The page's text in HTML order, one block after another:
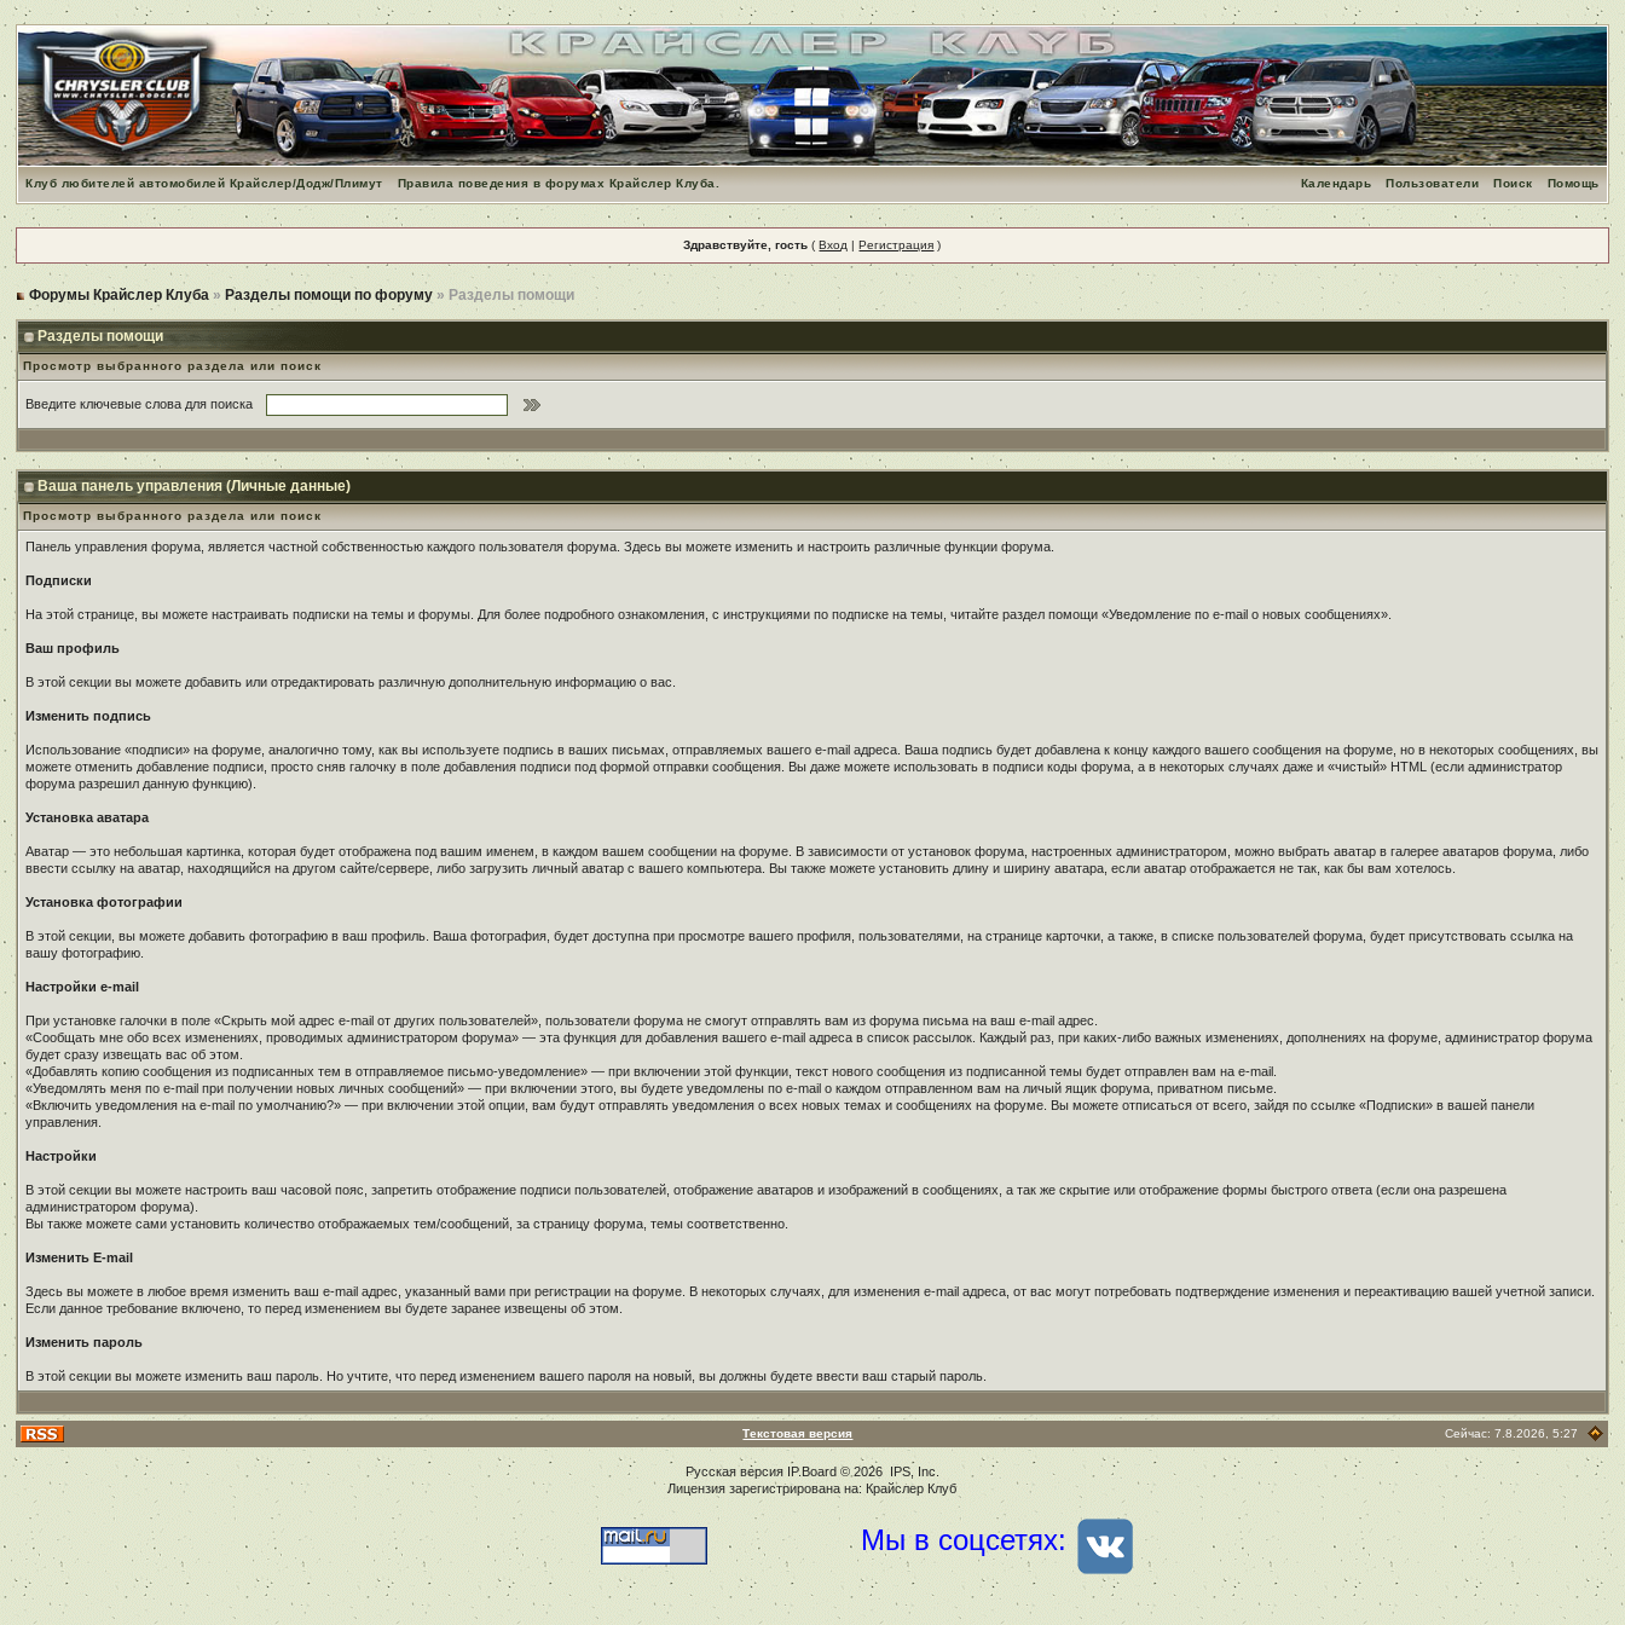
Клуб любителей автомобилей Крайслер/Додж/Плимут Правила поведения в форумах Крайслер Клуба. Помощь
Поиск
Пользователи
Календарь
Здравствуйте, гость (Вход |Регистрация )
Форумы Крайслер Клуба »Разделы помощи по форуму » Разделы помощи
Разделы помощи
Просмотр выбранного раздела или поиск
Введите ключевые слова для поиска
Ваша панель управления (Личные данные)
Просмотр выбранного раздела или поиск
Панель управления форума, является частной собственностью каждого пользователя форума. Здесь вы можете изменить и настроить различные функции форума.
Подписки
На этой странице, вы можете настраивать подписки на темы и форумы. Для более подробного ознакомления, с инструкциями по подписке на темы, читайте раздел помощи «Уведомление по e-mail о новых сообщениях».
Ваш профиль
В этой секции вы можете добавить или отредактировать различную дополнительную информацию о вас.
Изменить подпись
Использование «подписи» на форуме, аналогично тому, как вы используете подпись в ваших письмах, отправляемых вашего e-mail адреса. Ваша подпись будет добавлена к концу каждого вашего сообщения на форуме, но в некоторых сообщениях, вы
можете отменить добавление подписи, просто сняв галочку в поле добавления подписи под формой отправки сообщения. Вы даже можете использовать в подписи коды форума, а в некоторых случаях даже и «чистый» HTML (если администратор
форума разрешил данную функцию).
Установка аватара
Аватар — это небольшая картинка, которая будет отображена под вашим именем, в каждом вашем сообщении на форуме. В зависимости от установок форума, настроенных администратором, можно выбрать аватар в галерее аватаров форума, либо
ввести ссылку на аватар, находящийся на другом сайте/сервере, либо загрузить личный аватар с вашего компьютера. Вы также можете установить длину и ширину аватара, если аватар отображается не так, как бы вам хотелось.
Установка фотографии
В этой секции, вы можете добавить фотографию в ваш профиль. Ваша фотография, будет доступна при просмотре вашего профиля, пользователями, на странице карточки, а также, в списке пользователей форума, будет присутствовать ссылка на
вашу фотографию.
Настройки e-mail
При установке галочки в поле «Скрыть мой адрес e-mail от других пользователей», пользователи форума не смогут отправлять вам из форума письма на ваш e-mail адрес.
«Сообщать мне обо всех изменениях, проводимых администратором форума» — эта функция для добавления вашего e-mail адреса в список рассылок. Каждый раз, при каких-либо важных изменениях, дополнениях на форуме, администратор форума
будет сразу извещать вас об этом.
«Добавлять копию сообщения из подписанных тем в отправляемое письмо-уведомление» — при включении этой функции, текст нового сообщения из подписанной темы будет отправлен вам на e-mail.
«Уведомлять меня по e-mail при получении новых личных сообщений» — при включении этого, вы будете уведомлены по e-mail о каждом отправленном вам на личый ящик форума, приватном письме.
«Включить уведомления на e-mail по умолчанию?» — при включении этой опции, вам будут отправлять уведомления о всех новых темах и сообщениях на форуме. Вы можете отписаться от всего, зайдя по ссылке «Подписки» в вашей панели
управления.
Настройки
В этой секции вы можете настроить ваш часовой пояс, запретить отображение подписи пользователей, отображение аватаров и изображений в сообщениях, а так же скрытие или отображение формы быстрого ответа (если она разрешена
администратором форума).
Вы также можете сами установить количество отображаемых тем/сообщений, за страницу форума, темы соответственно.
Изменить E-mail
Здесь вы можете в любое время изменить ваш e-mail адрес, указанный вами при регистрации на форуме. В некоторых случаях, для изменения e-mail адреса, от вас могут потребовать подтверждение изменения и переактивацию вашей учетной записи.
Если данное требование включено, то перед изменением вы будете заранее извещены об этом.
Изменить пароль
В этой секции вы можете изменить ваш пароль. Но учтите, что перед изменением вашего пароля на новый, вы должны будете ввести ваш старый пароль.
Текстовая версия Сейчас: 7.8.2026, 5:27
Русская версия IP.Board© 2026 IPS, Inc
Лицензия зарегистрирована на: Крайслер Клуб
Мы в соцсетях: